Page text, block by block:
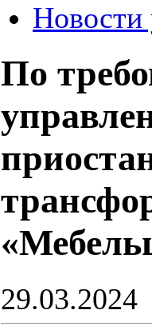
Новости
По
29.03.2024